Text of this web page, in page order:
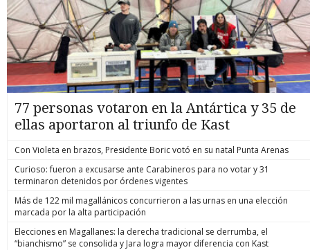
77 personas votaron en la Antártica y 35 de
ellas aportaron al triunfo de Kast
Con Violeta en brazos, Presidente Boric votó en su natal Punta Arenas
Curioso: fueron a excusarse ante Carabineros para no votar y 31
terminaron detenidos por órdenes vigentes
Más de 122 mil magallánicos concurrieron a las urnas en una elección
marcada por la alta participación
Elecciones en Magallanes: la derecha tradicional se derrumba, el
“bianchismo” se consolida y Jara logra mayor diferencia con Kast